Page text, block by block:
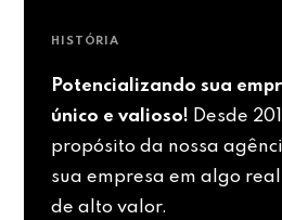
HISTÓRIA
Potencializando sua
único e valioso! Desde
propósito da nossa
sua empresa em algo
de alto valor.